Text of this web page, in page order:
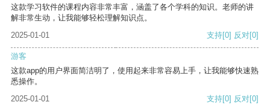
这款学习软件的课程内容非常丰富，涵盖了各个学科的知识。老师的讲
解非常生动，让我能够轻松理解知识点。
2025-01-01
支持[0] 反对[0]
游客
这款app的用户界面简洁明了，使用起来非常容易上手，让我能够快速熟
悉操作。
2025-01-01
支持[0] 反对[0]